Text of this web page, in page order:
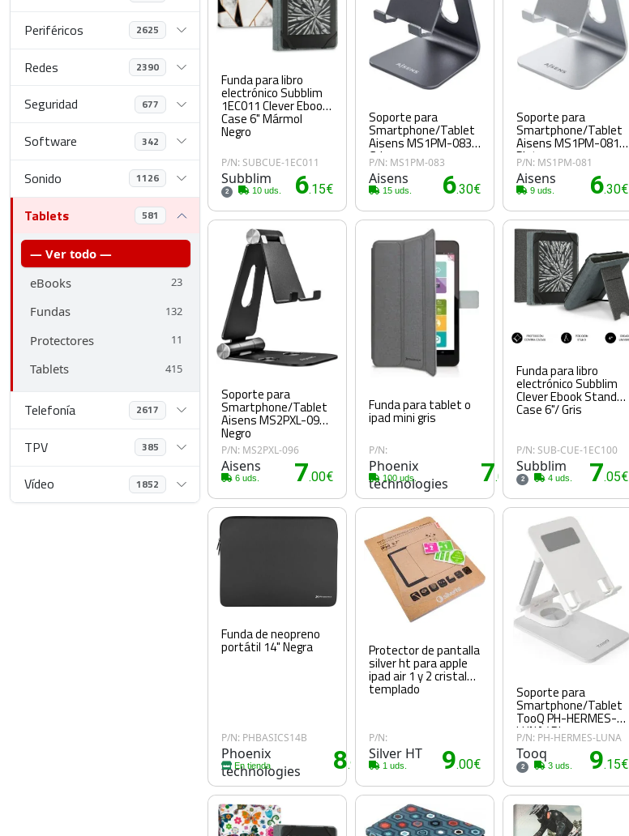
Periféricos 2625
Redes 2390
Seguridad 677
Software 342
Sonido 1126
Tablets 581
— Ver todo —
eBooks
23
Fundas 132
Protectores 11
Tablets 415
Telefonía 2617
TPV 385
Vídeo 1852
Funda para libro
electrónico Subblim
1EC011 Clever Ebook
Case 6" Mármol
Negro
P/N: SUBCUE-1EC011
Subblim
2 10 uds. 6.15€
Soporte para
Smartphone/Tablet
Aisens MS1PM-083/
Gris
P/N: MS1PM-083
Aisens
15 uds. 6.30€
Soporte para
Smartphone/Tablet
Aisens MS1PM-081/
Plata
P/N: MS1PM-081
Aisens
9 uds. 6.30€
Soporte para
Smartphone/Tablet
Aisens MS2PXL-096/
Negro
P/N: MS2PXL-096
Aisens
6 uds. 7.00€
Funda para tablet o
ipad mini gris
P/N:
Phoenix
technologies
100 uds. 7.00€
Funda para libro
electrónico Subblim
Clever Ebook Stand
Case 6"/ Gris
P/N: SUB-CUE-1EC100
Subblim
2 4 uds. 7.05€
Funda de neopreno
portátil 14" Negra
P/N: PHBASICS14B
Phoenix
technologies
En tienda 8.90€
Protector de pantalla
silver ht para apple
ipad air 1 y 2 cristal
templado
P/N:
Silver HT
1 uds. 9.00€
Soporte para
Smartphone/Tablet
TooQ PH-HERMES-
LUNA/ Blanco
P/N: PH-HERMES-LUNA
Tooq
2 3 uds. 9.15€